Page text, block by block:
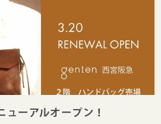
ーアルオープン！